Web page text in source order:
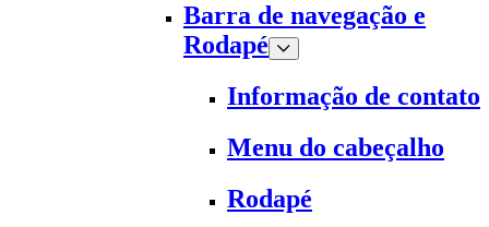
Barra de navegação e
Rodapé
Informação de contato
Menu do cabeçalho
Rodapé